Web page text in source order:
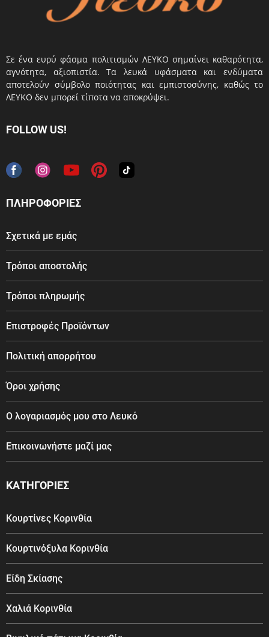
Σε ένα ευρύ φάσμα πολιτισμών ΛΕΥΚΟ σημαίνει καθαρότητα,
αγνότητα, αξιοπιστία. Τα λευκά υφάσματα και ενδύματα
αποτελούν σύμβολο ποιότητας και εμπιστοσύνης, καθώς το
ΛΕΥΚΟ δεν μπορεί τίποτα να αποκρύψει.
FOLLOW US!
ΠΛΗΡΟΦΟΡΙΕΣ
Σχετικά με εμάς
Τρόποι αποστολής
Τρόποι πληρωμής
Επιστροφές Προϊόντων
Πολιτική απορρήτου
Όροι χρήσης
Ο λογαριασμός μου στο Λευκό
Επικοινωνήστε μαζί μας
ΚΑΤΗΓΟΡΙΕΣ
Κουρτίνες Κορινθία
Κουρτινόξυλα Κορινθία
Είδη Σκίασης
Χαλιά Κορινθία